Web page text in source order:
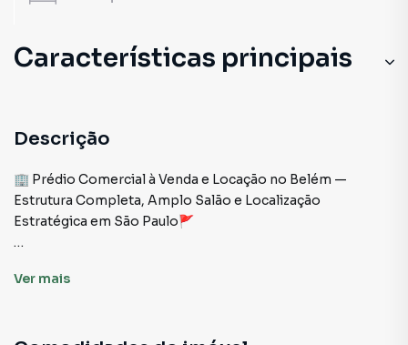
Características principais
Lavanderia
Cozinha
Mezanino
Descrição
🏢 Prédio Comercial à Venda e Locação no Belém —
Estrutura Completa, Amplo Salão e Localização
Estratégica em São Paulo🚩
excelente visibilidade, estrutura completa e enorme
Ver mais